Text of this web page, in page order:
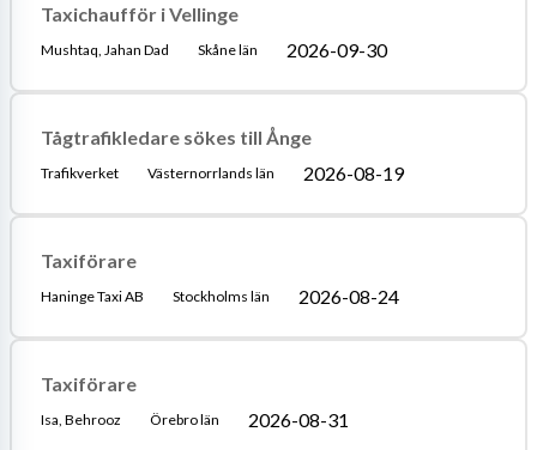
Taxichaufför i Vellinge
Mushtaq, Jahan Dad Skåne län 2026-09-30
Tågtrafikledare sökes till Ånge
Trafikverket Västernorrlands län 2026-08-19
Taxiförare
Haninge Taxi AB Stockholms län 2026-08-24
Taxiförare
Isa, Behrooz Örebro län 2026-08-31